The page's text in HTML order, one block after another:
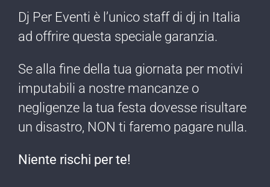
Dj Per Eventi è l’​unico staff di dj ​in Italia
ad offrire ​questa speciale garanzia.
Se alla fine della tua giornata per motivi
imputabili a nostre mancanze o
negligenze ​la tua festa dovesse risultare
un disastro, NON ti faremo pagare nulla​.
Niente rischi per te!​